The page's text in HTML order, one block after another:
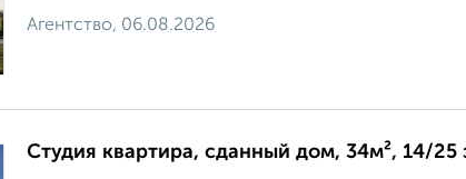
Агентство, 06.08.2026
Студия квартира, сданный дом, 34м², 14/25